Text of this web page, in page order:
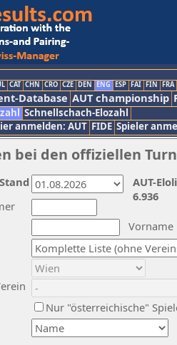
CAT CHN CRO CZE DEN ENG ESP FAI FIN FRA
Database AUT championship
Schnellschach-Elozahl
anmelden: AUT FIDE Spieler
bei den offiziellen
Vorname
Nur "österreichische"
AUT-
6.936